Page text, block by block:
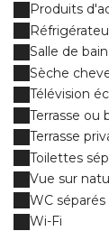
Produits
Salle de
Sèche
Télévision
Terrasse ou
Terrasse
Toilettes
Vue sur
WC séparés
Wi-Fi